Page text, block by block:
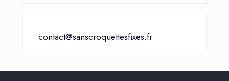
contact@sanscroquettesfixes.fr